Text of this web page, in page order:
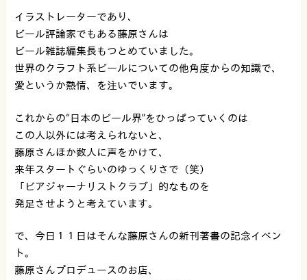
イラストレーターであり、
ビール評論家でもある藤原さんは
ビール雑誌編集長もつとめていました。
世界のクラフト系ビールについての他角度からの知識で、
愛というか熱情、を注いでいます。
これからの“日本のビール界”をひっぱっていくのは
この人以外には考えられないと、
藤原さんほか数人に声をかけて、
来年スタートぐらいのゆっくりさで（笑）
「ビアジャーナリストクラブ」的なものを
発足させようと考えています。
で、今日１１日はそんな藤原さんの新刊著書の記念イベン
ト。
藤原さんプロデュースのお店、